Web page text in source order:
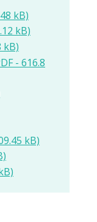
kB)
kB)
kB)
- 616.8
kB)